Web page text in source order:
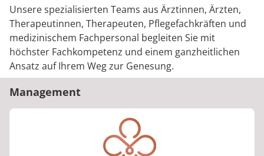
Unsere spezialisierten Teams aus Ärztinnen, Ärzten,
Therapeutinnen, Therapeuten, Pflegefachkräften und
medizinischem Fachpersonal begleiten Sie mit
höchster Fachkompetenz und einem ganzheitlichen
Ansatz auf Ihrem Weg zur Genesung.
Management